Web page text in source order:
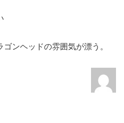
ンヘッドの雰囲気が漂う。